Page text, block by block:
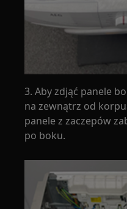
3. Aby zdjąć panele
na zewnątrz od
panele z zaczepów
po boku.